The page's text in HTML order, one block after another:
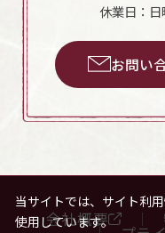
休業日：
お問い
会社概要
当サイトでは、サイト利
使用しています。